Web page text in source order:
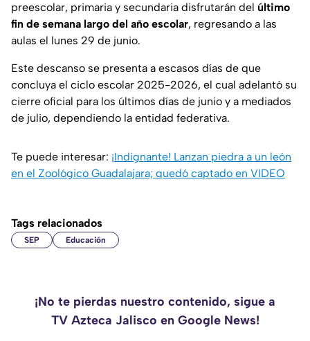
preescolar, primaria y secundaria disfrutarán del último
fin de semana largo del año escolar, regresando a las
aulas el lunes 29 de junio.
Este descanso se presenta a escasos días de que
concluya el ciclo escolar 2025-2026, el cual adelantó su
cierre oficial para los últimos días de junio y a mediados
de julio, dependiendo la entidad federativa.
Te puede interesar: ¡Indignante! Lanzan piedra a un león
en el Zoológico Guadalajara; quedó captado en VIDEO
Tags relacionados
SEP Educación
¡No te pierdas nuestro contenido, sigue a
TV Azteca Jalisco en Google News!